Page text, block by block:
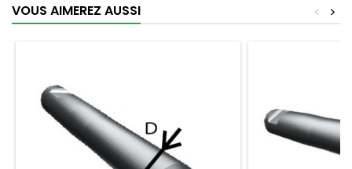
VOUS AIMEREZ AUSSI >
<